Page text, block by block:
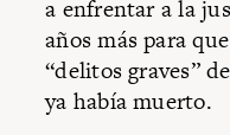
a enfrentar a la
años más para
“delitos graves”
ya había muerto.